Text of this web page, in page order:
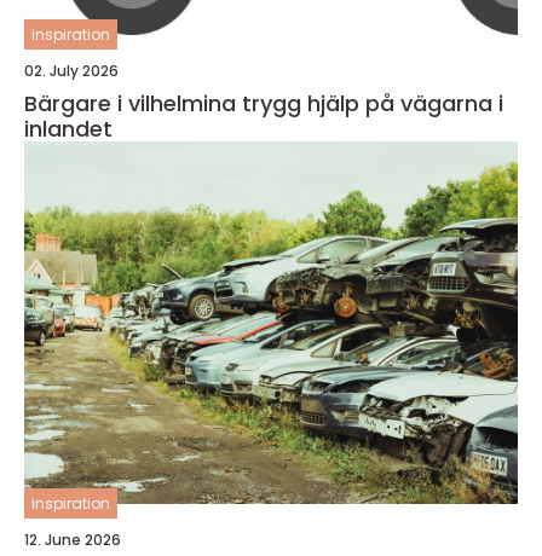
inspiration
02. July 2026
Bärgare i vilhelmina trygg hjälp på vägarna i
inlandet
inspiration
12. June 2026